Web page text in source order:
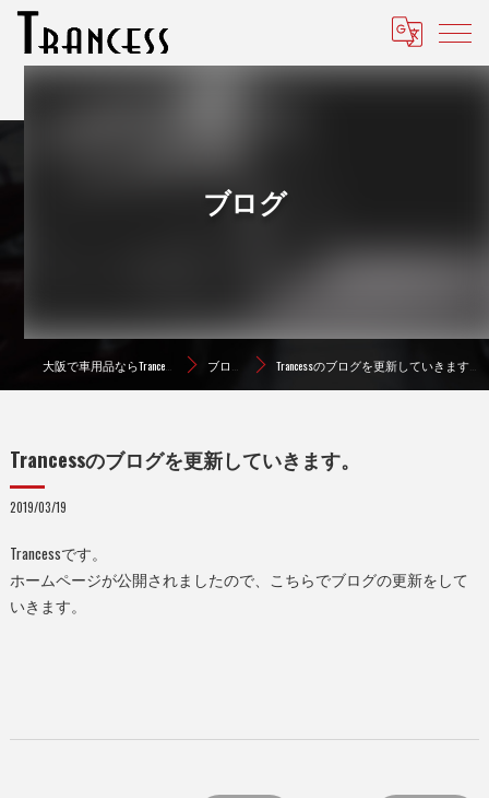
ブログ
大阪で車用品ならTrancess ブログ Trancessのブログを更新していきます。
Trancessのブログを更新していきます。
2019/03/19
Trancessです。
ホームページが公開されましたので、こちらでブログの更新をして
いきます。